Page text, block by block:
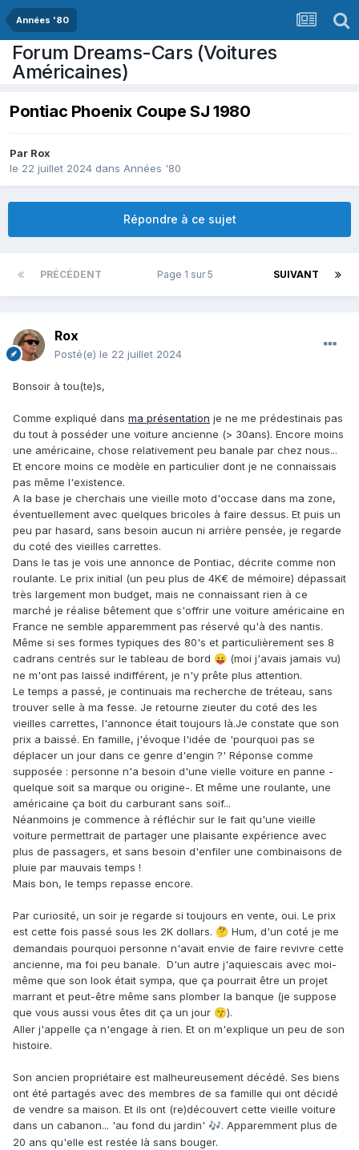
Années '80
Forum Dreams-Cars (Voitures
Américaines)
Pontiac Phoenix Coupe SJ 1980
Par Rox
le 22 juillet 2024 dans Années '80
Répondre à ce sujet
PRÉCÉDENT SUIVANT
Page 1 sur 5
Rox
Posté(e) le 22 juillet 2024
Bonsoir à tou(te)s,
Comme expliqué dans ma présentation je ne me prédestinais pas
du tout à posséder une voiture ancienne (> 30ans). Encore moins
une américaine, chose relativement peu banale par chez nous...
Et encore moins ce modèle en particulier dont je ne connaissais
pas même l'existence.
A la base je cherchais une vieille moto d'occase dans ma zone,
éventuellement avec quelques bricoles à faire dessus. Et puis un
peu par hasard, sans besoin aucun ni arrière pensée, je regarde
du coté des vieilles carrettes.
Dans le tas je vois une annonce de Pontiac, décrite comme non
roulante. Le prix initial (un peu plus de 4K€ de mémoire) dépassait
très largement mon budget, mais ne connaissant rien à ce
marché je réalise bêtement que s'offrir une voiture américaine en
France ne semble apparemment pas réservé qu'à des nantis.
Même si ses formes typiques des 80's et particulièrement ses 8
cadrans centrés sur le tableau de bord 😛 (moi j'avais jamais vu)
ne m'ont pas laissé indifférent, je n'y prête plus attention.
Le temps a passé, je continuais ma recherche de tréteau, sans
trouver selle à ma fesse. Je retourne zieuter du coté des les
vieilles carrettes, l'annonce était toujours là.Je constate que son
prix a baissé. En famille, j'évoque l'idée de 'pourquoi pas se
déplacer un jour dans ce genre d'engin ?' Réponse comme
supposée : personne n'a besoin d'une vielle voiture en panne -
quelque soit sa marque ou origine-. Et même une roulante, une
américaine ça boit du carburant sans soif...
Néanmoins je commence à réfléchir sur le fait qu'une vieille
voiture permettrait de partager une plaisante expérience avec
plus de passagers, et sans besoin d'enfiler une combinaisons de
pluie par mauvais temps !
Mais bon, le temps repasse encore.
Par curiosité, un soir je regarde si toujours en vente, oui. Le prix
est cette fois passé sous les 2K dollars. 🤔 Hum, d'un coté je me
demandais pourquoi personne n'avait envie de faire revivre cette
ancienne, ma foi peu banale. D'un autre j'aquiescais avec moi-
même que son look était sympa, que ça pourrait être un projet
marrant et peut-être même sans plomber la banque (je suppose
que vous aussi vous êtes dit ça un jour 😙).
Aller j'appelle ça n'engage à rien. Et on m'explique un peu de son
histoire.
Son ancien propriétaire est malheureusement décédé. Ses biens
ont été partagés avec des membres de sa famille qui ont décidé
de vendre sa maison. Et ils ont (re)découvert cette vieille voiture
dans un cabanon... 'au fond du jardin' 🎶. Apparemment plus de
20 ans qu'elle est restée là sans bouger.